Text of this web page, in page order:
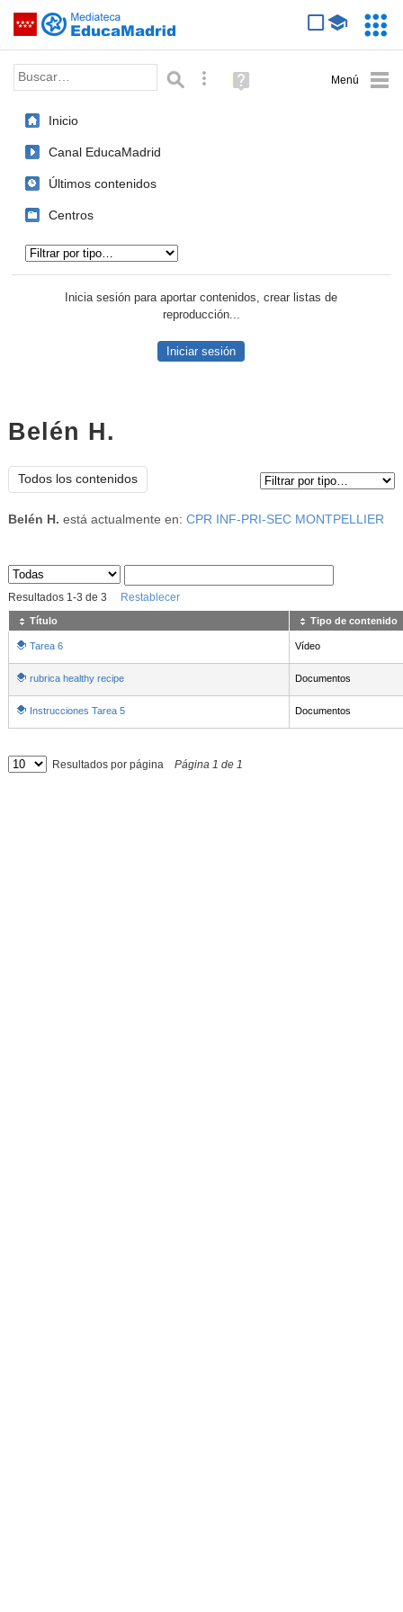
Saltar navegación
Palabra o frase: Búsqueda avanzada
Ayuda
(en
Inicio
Canal EducaMadrid
Últimos contenidos
Centros
Inicia sesión para aportar contenidos, crear listas de
reproducción...
Iniciar sesión
Belén H.
Todos los contenidos
Belén H. está actualmente en: CPR INF-PRI-SEC MONTPELLIER
Sus archivos
Resultados 1-3 de 3 Restablecer
Título Tipo de contenido
Tarea 6 Vídeo
rubrica healthy recipe Documentos
Instrucciones Tarea 5 Documentos
Resultados por página Página 1 de 1